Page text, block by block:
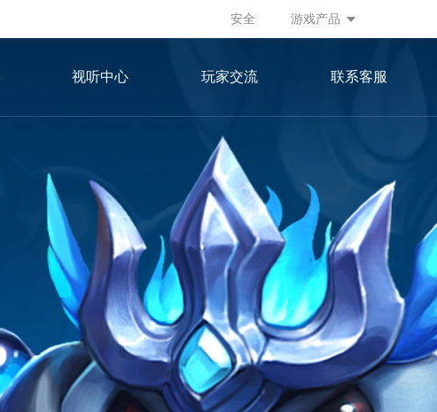
安全 游戏产品
视听中心 玩家交流 联系客服
游戏画册
微信公众号
官方微博
官方微信群